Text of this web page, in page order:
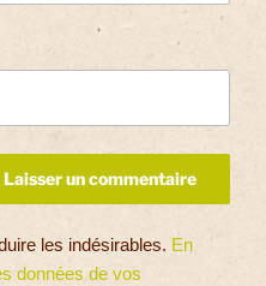
les indésirables. En
données de vos